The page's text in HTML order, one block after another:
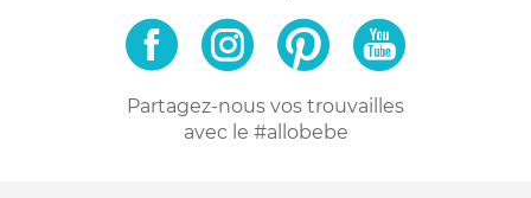
Partagez-nous vos trouvailles
avec le #allobebe